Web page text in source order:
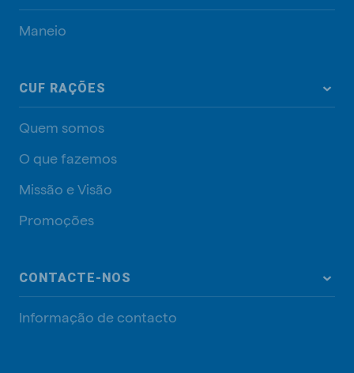
Maneio
CUF RAÇÕES
Quem somos
O que fazemos
Missão e Visão
Promoções
CONTACTE-NOS
Informação de contacto